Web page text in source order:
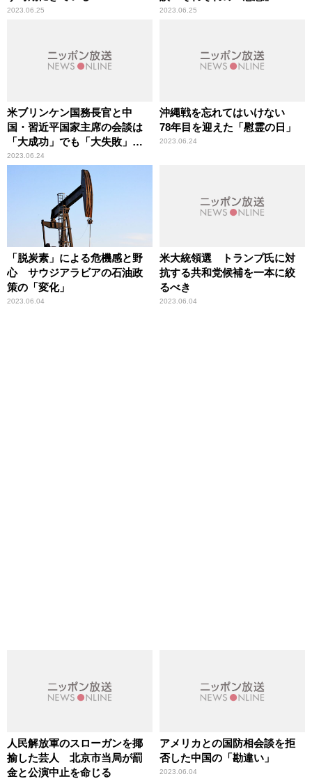
2023.06.25 2023.06.25
米ブリンケン国務長官と中
国・習近平国家主席の会談は
「大成功」でも「大失敗」で
もない
2023.06.24
沖縄戦を忘れてはいけない
78年目を迎えた「慰霊の日」
2023.06.24
「脱炭素」による危機感と野
心 サウジアラビアの石油政
策の「変化」
2023.06.04
米大統領選 トランプ氏に対
抗する共和党候補を一本に絞
るべき
2023.06.04
人民解放軍のスローガンを揶
揄した芸人 北京市当局が罰
金と公演中止を命じる
アメリカとの国防相会談を拒
否した中国の「勘違い」
2023.06.04